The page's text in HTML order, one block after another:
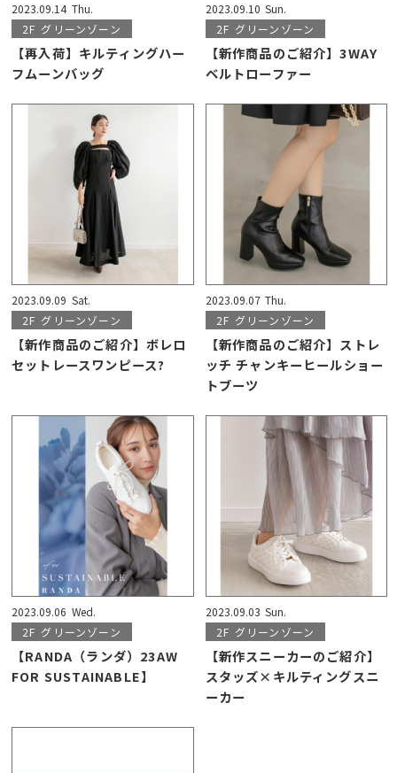
2023.09.14 Thu.
2F グリーンゾーン
【再入荷】キルティングハー
フムーンバッグ
2023.09.10 Sun.
2F グリーンゾーン
【新作商品のご紹介】3WAY
ベルトローファー
2023.09.09 Sat.
2F グリーンゾーン
【新作商品のご紹介】ボレロ
セットレースワンピース?
2023.09.07 Thu.
2F グリーンゾーン
【新作商品のご紹介】ストレ
ッチ チャンキーヒールショー
トブーツ
2023.09.06 Wed.
2F グリーンゾーン
【RANDA（ランダ）23AW
FOR SUSTAINABLE】
2023.09.03 Sun.
2F グリーンゾーン
【新作スニーカーのご紹介】
スタッズ×キルティングスニ
ーカー